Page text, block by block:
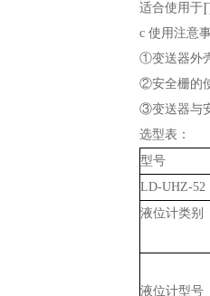
适合使用于
c 使用注意
①变送器外
②安全栅的
③变送器与
选型表：
型号
LD-UHZ-52
液位计类别
液位计型号